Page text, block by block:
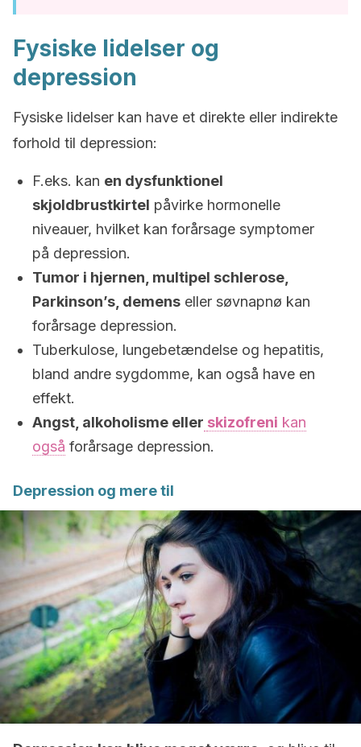
Fysiske lidelser og
depression
Fysiske lidelser kan have et direkte eller indirekte
forhold til depression:
F.eks. kan en dysfunktionel
skjoldbrustkirtel påvirke hormonelle
niveauer, hvilket kan forårsage symptomer
på depression.
Tumor i hjernen, multipel schlerose,
Parkinson’s, demens eller søvnapnø kan
forårsage depression.
Tuberkulose, lungebetændelse og hepatitis,
bland andre sygdomme, kan også have en
effekt.
Angst, alkoholisme eller skizofreni kan
også forårsage depression.
Depression og mere til